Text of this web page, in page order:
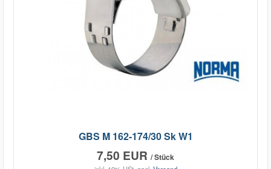
GBS M 162-174/30 Sk W1
7,50 EUR / Stück